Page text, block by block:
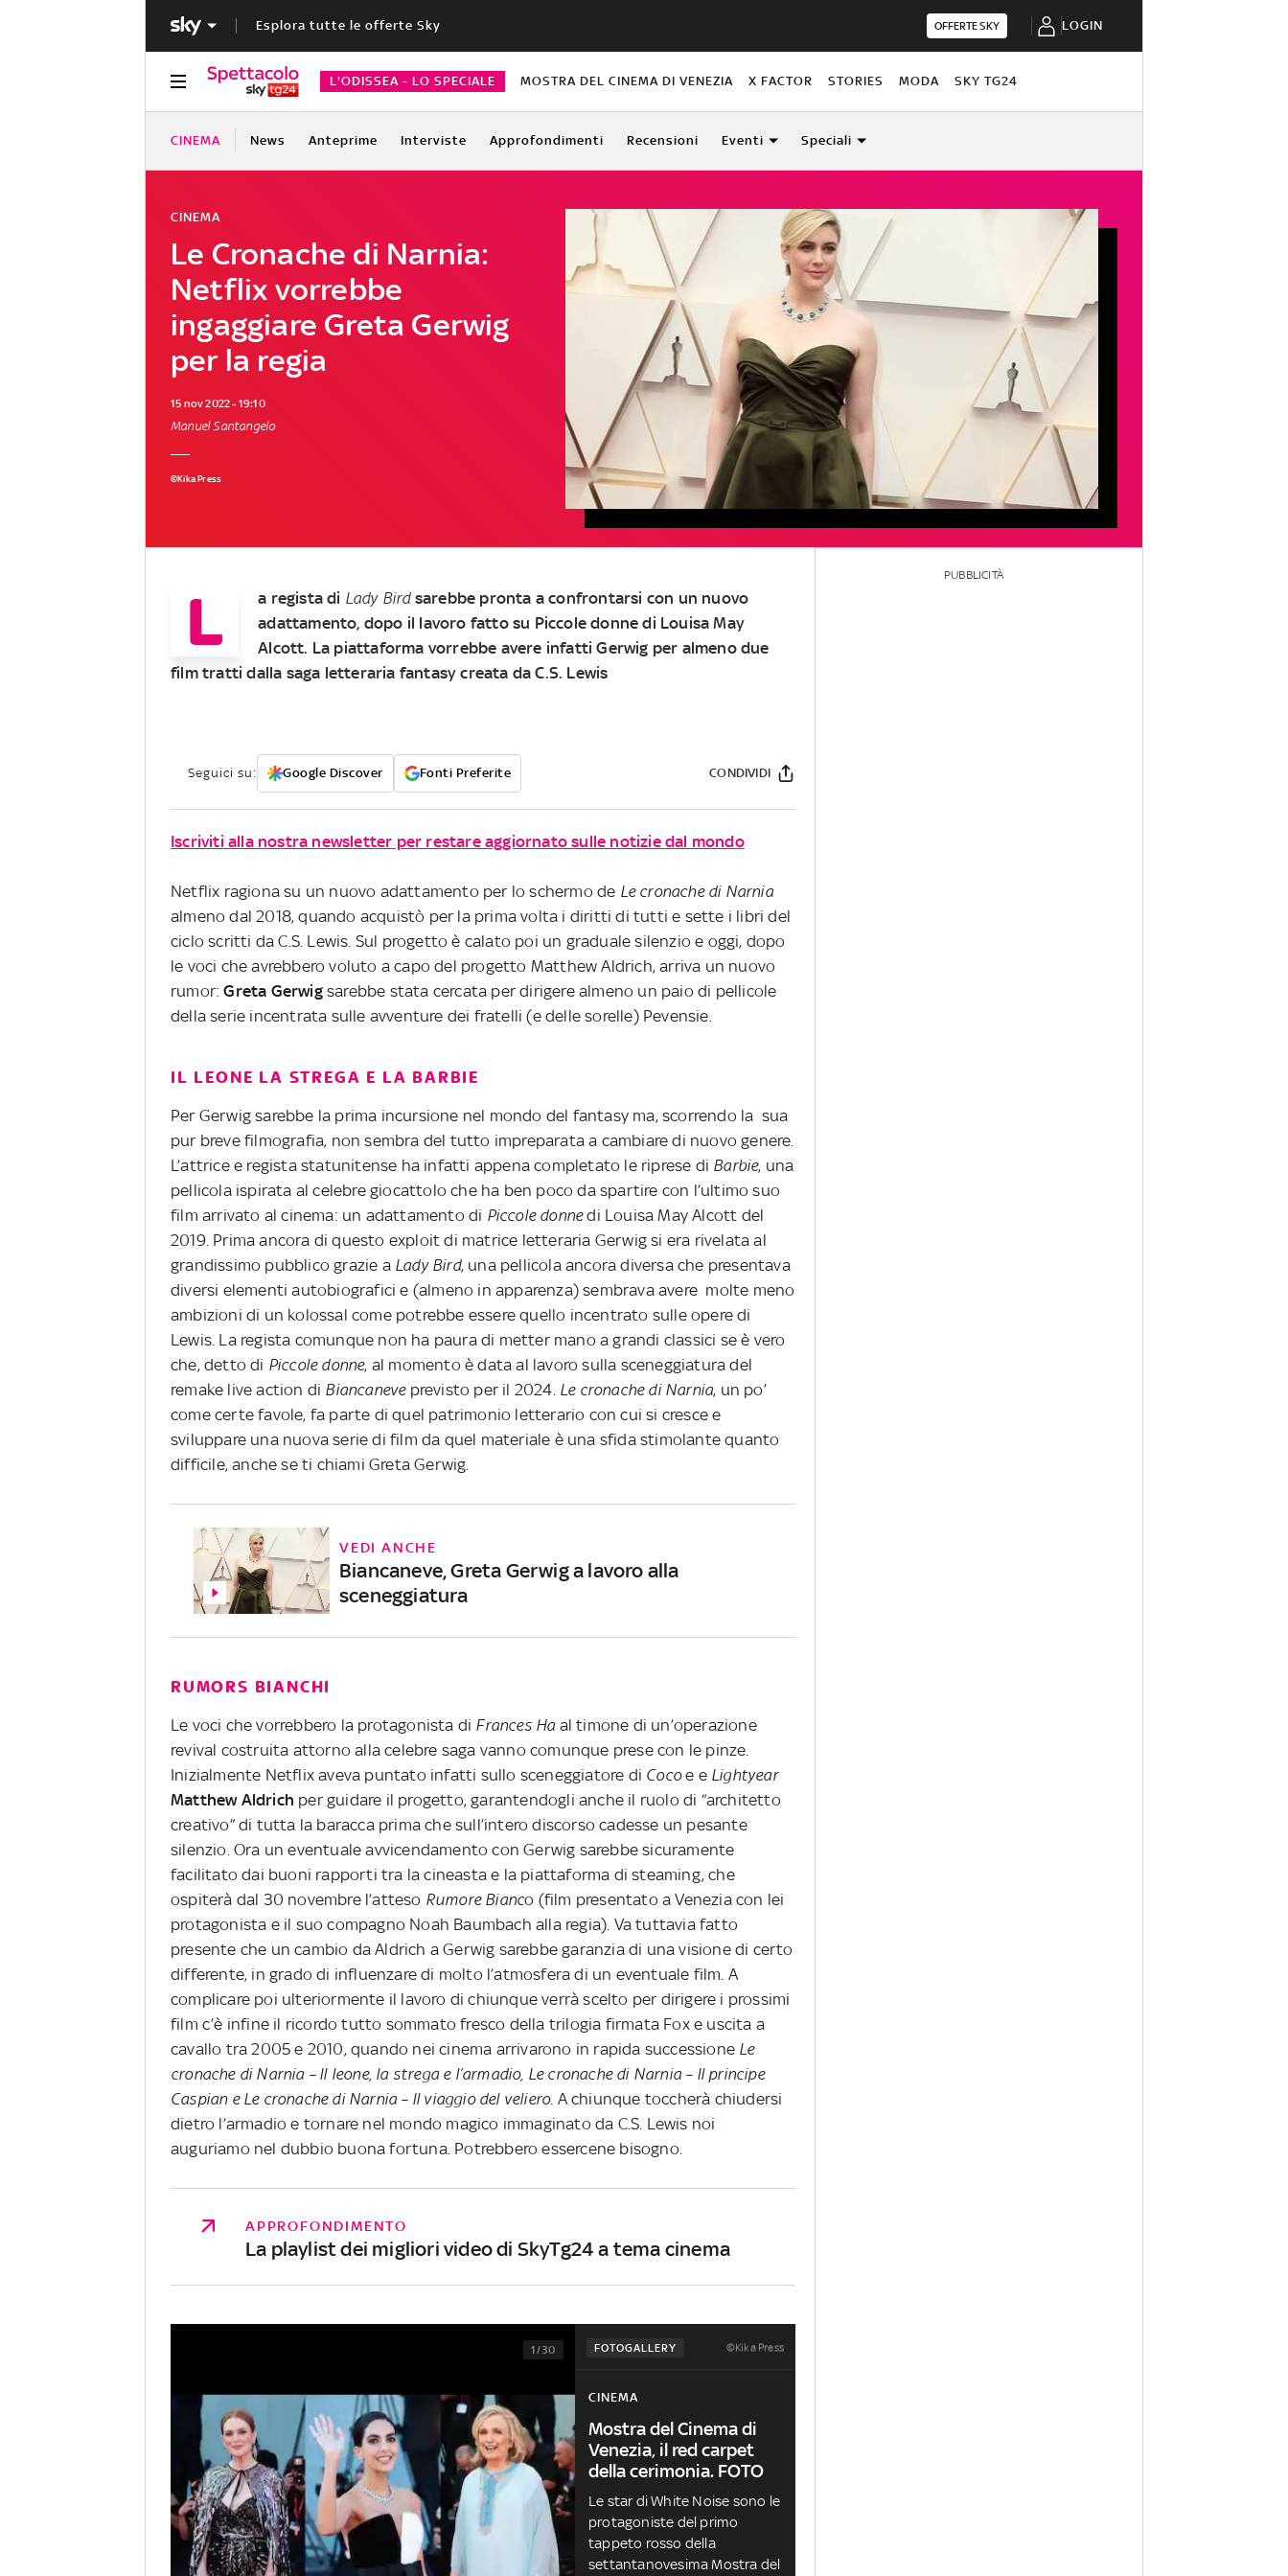
Esplora tutte le offerte Sky OFFERTE SKY LOGIN
L'ODISSEA - LO SPECIALE MOSTRA DEL CINEMA DI VENEZIA X FACTOR STORIES MODA SKY TG24
CINEMA News Anteprime Interviste Approfondimenti Recensioni Eventi Speciali
Le Cronache di Narnia:
Netflix vorrebbe
ingaggiare Greta Gerwig
per la regia
CINEMA
15 nov 2022 - 19:10
Manuel Santangelo
©Kika Press
L a regista di Lady Birdsarebbe pronta a confrontarsi con un nuovo
adattamento, dopo il lavoro fatto su Piccole donne di Louisa May
Alcott. La piattaforma vorrebbe avere infatti Gerwig per almeno due
film tratti dalla saga letteraria fantasy creata da C.S. Lewis
Seguici su: Google Discover Fonti Preferite CONDIVIDI
Iscriviti alla nostra newsletter per restare aggiornato sulle notizie dal mondo
Netflix ragiona su un nuovo adattamento per lo schermo de Le cronache di Narnia
almeno dal 2018, quando acquistò per la prima volta i diritti di tutti e sette i libri del
ciclo scritti da C.S. Lewis. Sul progetto è calato poi un graduale silenzio e oggi, dopo
le voci che avrebbero voluto a capo del progetto Matthew Aldrich, arriva un nuovo
rumor:Greta Gerwigsarebbe stata cercata per dirigere almeno un paio di pellicole
della serie incentrata sulle avventure dei fratelli (e delle sorelle) Pevensie.
IL LEONE LA STREGA E LA BARBIE
Per Gerwig sarebbe la prima incursione nel mondo del fantasy ma, scorrendo la sua
pur breve filmografia, non sembra del tutto impreparata a cambiare di nuovo genere.
L’attrice e regista statunitense ha infatti appena completato le riprese di Barbie, una
pellicola ispirata al celebre giocattolo che ha ben poco da spartire con l’ultimo suo
film arrivato al cinema: un adattamento di Piccole donnedi Louisa May Alcott del
2019. Prima ancora di questo exploit di matrice letteraria Gerwig si era rivelata al
grandissimo pubblico grazie a Lady Bird, una pellicola ancora diversa che presentava
diversi elementi autobiografici e (almeno in apparenza) sembrava avere molte meno
ambizioni di un kolossal come potrebbe essere quello incentrato sulle opere di
Lewis. La regista comunque non ha paura di metter mano a grandi classici se è vero
che, detto di Piccole donne, al momento è data al lavoro sulla sceneggiatura del
remake live action di Biancaneveprevisto per il 2024. Le cronache di Narnia, un po’
come certe favole, fa parte di quel patrimonio letterario con cui si cresce e
sviluppare una nuova serie di film da quel materiale è una sfida stimolante quanto
difficile, anche se ti chiami Greta Gerwig.
VEDI ANCHE
Biancaneve, Greta Gerwig a lavoro alla
sceneggiatura
RUMORS BIANCHI
Le voci che vorrebbero la protagonista di Frances Haal timone di un’operazione
revival costruita attorno alla celebre saga vanno comunque prese con le pinze.
Inizialmente Netflix aveva puntato infatti sullo sceneggiatore di Cocoe e Lightyear
Matthew Aldrich per guidare il progetto, garantendogli anche il ruolo di “architetto
creativo” di tutta la baracca prima che sull’intero discorso cadesse un pesante
silenzio. Ora un eventuale avvicendamento con Gerwig sarebbe sicuramente
facilitato dai buoni rapporti tra la cineasta e la piattaforma di steaming, che
ospiterà dal 30 novembre l’atteso Rumore Bianco (film presentato a Venezia con lei
protagonista e il suo compagno Noah Baumbach alla regia). Va tuttavia fatto
presente che un cambio da Aldrich a Gerwig sarebbe garanzia di una visione di certo
differente, in grado di influenzare di molto l’atmosfera di un eventuale film. A
complicare poi ulteriormente il lavoro di chiunque verrà scelto per dirigere i prossimi
film c’è infine il ricordo tutto sommato fresco della trilogia firmata Fox e uscita a
cavallo tra 2005 e 2010, quando nei cinema arrivarono in rapida successione Le
cronache di Narnia – Il leone, la strega e l’armadio, Le cronache di Narnia – Il principe
Caspian e Le cronache di Narnia – Il viaggio del veliero. A chiunque toccherà chiudersi
dietro l’armadio e tornare nel mondo magico immaginato da C.S. Lewis noi
auguriamo nel dubbio buona fortuna. Potrebbero essercene bisogno.
APPROFONDIMENTO
La playlist dei migliori video di SkyTg24 a tema cinema
FOTOGALLERY ©Kika Press
1/30
CINEMA
Mostra del Cinema di
Venezia, il red carpet
della cerimonia. FOTO
Le star di White Noise sono le
protagoniste del primo
tappeto rosso della
settantanovesima Mostra del
PUBBLICITÀ